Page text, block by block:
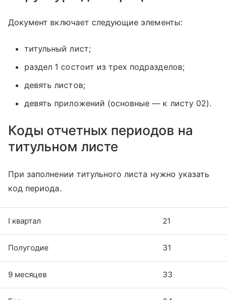
Документ включает следующие элементы:
титульный лист;
раздел 1 состоит из трех подразделов;
девять листов;
девять приложений (основные — к листу 02).
Коды отчетных периодов на
титульном листе
При заполнении титульного листа нужно указать
код периода.
I квартал 21
Полугодие 31
9 месяцев 33